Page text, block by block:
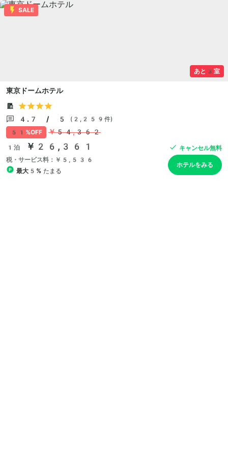
SALE
あと3室
東京ドームホテル
4.7 / 5
(2,259件)
51%OFF
￥54,362
1泊 ￥26,361
税・サービス料：￥5,536
最大5% たまる
キャンセル無料
ホテルをみる